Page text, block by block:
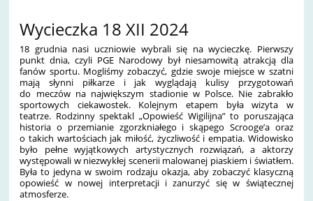
Wycieczka 18 XII 2024
18 grudnia nasi uczniowie wybrali się na wycieczkę. Pierwszy
punkt dnia, czyli PGE Narodowy był niesamowitą atrakcją dla
fanów sportu. Mogliśmy zobaczyć, gdzie swoje miejsce w szatni
mają słynni piłkarze i jak wyglądają kulisy przygotowań
do meczów na największym stadionie w Polsce. Nie zabrakło
sportowych ciekawostek. Kolejnym etapem była wizyta w
teatrze. Rodzinny spektakl „Opowieść Wigilijna” to poruszająca
historia o przemianie zgorzkniałego i skąpego Scrooge’a oraz
o takich wartościach jak miłość, życzliwość i empatia. Widowisko
było pełne wyjątkowych artystycznych rozwiązań, a aktorzy
występowali w niezwykłej scenerii malowanej piaskiem i światłem.
Była to jedyna w swoim rodzaju okazja, aby zobaczyć klasyczną
opowieść w nowej interpretacji i zanurzyć się w świątecznej
atmosferze.